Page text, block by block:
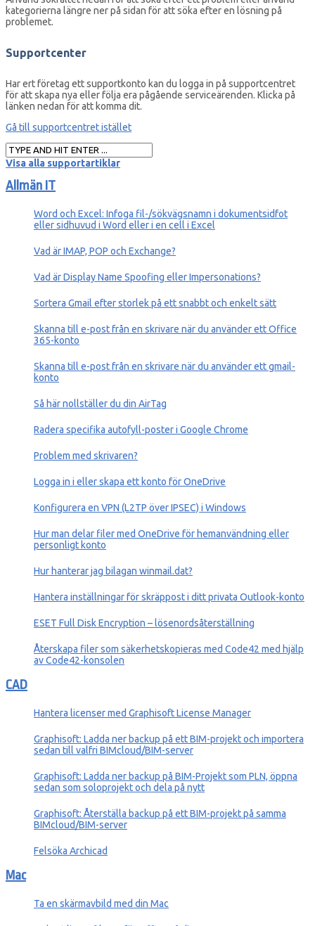
kategorierna längre ner på sidan för att söka efter en lösning på
problemet.
Supportcenter
Har ert företag ett supportkonto kan du logga in på supportcentret
för att skapa nya eller följa era pågående serviceärenden. Klicka på
länken nedan för att komma dit.
Gå till supportcentret istället
Visa alla supportartiklar
Allmän IT
Word och Excel: Infoga fil-/sökvägsnamn i dokumentsidfot
eller sidhuvud i Word eller i en cell i Excel
Vad är IMAP, POP och Exchange?
Vad är Display Name Spoofing eller Impersonations?
Sortera Gmail efter storlek på ett snabbt och enkelt sätt
Skanna till e-post från en skrivare när du använder ett Office
365-konto
Skanna till e-post från en skrivare när du använder ett gmail-
konto
Så här nollställer du din AirTag
Radera specifika autofyll-poster i Google Chrome
Problem med skrivaren?
Logga in i eller skapa ett konto för OneDrive
Konfigurera en VPN (L2TP över IPSEC) i Windows
Hur man delar filer med OneDrive för hemanvändning eller
personligt konto
Hur hanterar jag bilagan winmail.dat?
Hantera inställningar för skräppost i ditt privata Outlook-konto
ESET Full Disk Encryption – lösenordsåterställning
Återskapa filer som säkerhetskopieras med Code42 med hjälp
av Code42-konsolen
CAD
Hantera licenser med Graphisoft License Manager
Graphisoft: Ladda ner backup på ett BIM-projekt och importera
sedan till valfri BIMcloud/BIM-server
Graphisoft: Ladda ner backup på BIM-Projekt som PLN, öppna
sedan som soloprojekt och dela på nytt
Graphisoft: Återställa backup på ett BIM-projekt på samma
BIMcloud/BIM-server
Felsöka Archicad
Mac
Ta en skärmavbild med din Mac